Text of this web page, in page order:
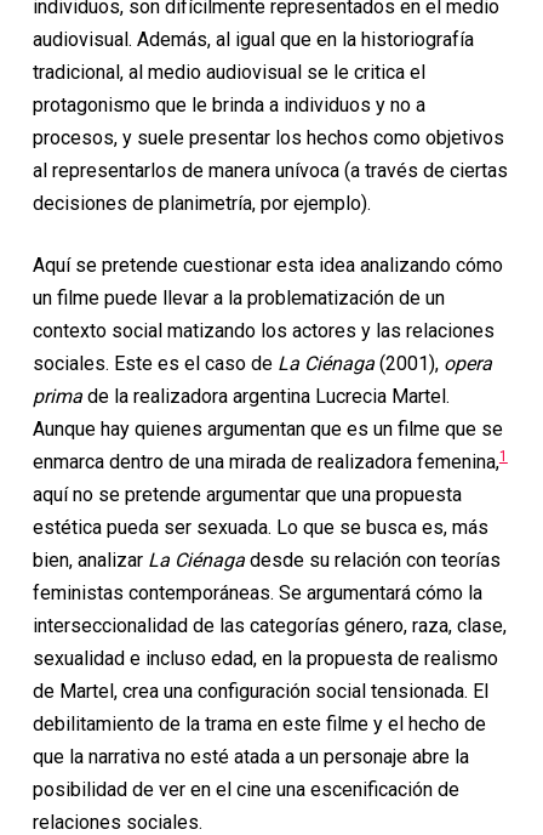
individuos, son difícilmente representados en el medio
audiovisual. Además, al igual que en la historiografía
tradicional, al medio audiovisual se le critica el
protagonismo que le brinda a individuos y no a
procesos, y suele presentar los hechos como objetivos
al representarlos de manera unívoca (a través de ciertas
decisiones de planimetría, por ejemplo).
Aquí se pretende cuestionar esta idea analizando cómo
un filme puede llevar a la problematización de un
contexto social matizando los actores y las relaciones
sociales. Este es el caso de La Ciénaga (2001), opera
primade la realizadora argentina Lucrecia Martel.
Aunque hay quienes argumentan que es un filme que se
enmarca dentro de una mirada de realizadora femenina,1
aquí no se pretende argumentar que una propuesta
estética pueda ser sexuada. Lo que se busca es, más
bien, analizar La Ciénagadesde su relación con teorías
feministas contemporáneas. Se argumentará cómo la
interseccionalidad de las categorías género, raza, clase,
sexualidad e incluso edad, en la propuesta de realismo
de Martel, crea una configuración social tensionada. El
debilitamiento de la trama en este filme y el hecho de
que la narrativa no esté atada a un personaje abre la
posibilidad de ver en el cine una escenificación de
relaciones sociales.